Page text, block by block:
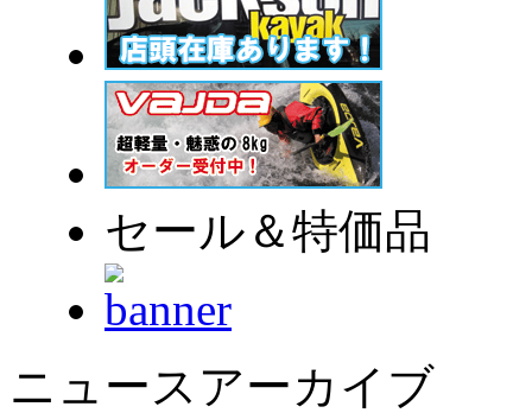
セール＆特価品
ニュースアーカイブ